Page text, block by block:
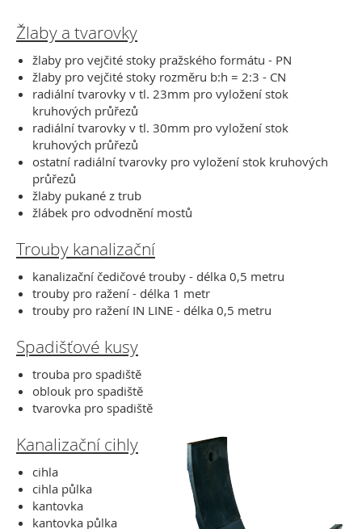
Žlaby a tvarovky
žlaby pro vejčité stoky pražského formátu - PN
žlaby pro vejčité stoky rozměru b:h = 2:3 - CN
radiální tvarovky v tl. 23mm pro vyložení stok
kruhových průřezů
radiální tvarovky v tl. 30mm pro vyložení stok
kruhových průřezů
ostatní radiální tvarovky pro vyložení stok kruhových
průřezů
žlaby pukané z trub
žlábek pro odvodnění mostů
Trouby kanalizační
kanalizační čedičové trouby - délka 0,5 metru
trouby pro ražení - délka 1 metr
trouby pro ražení IN LINE - délka 0,5 metru
Spadišťové kusy
trouba pro spadiště
oblouk pro spadiště
tvarovka pro spadiště
Kanalizační cihly
cihla
cihla půlka
kantovka
kantovka půlka